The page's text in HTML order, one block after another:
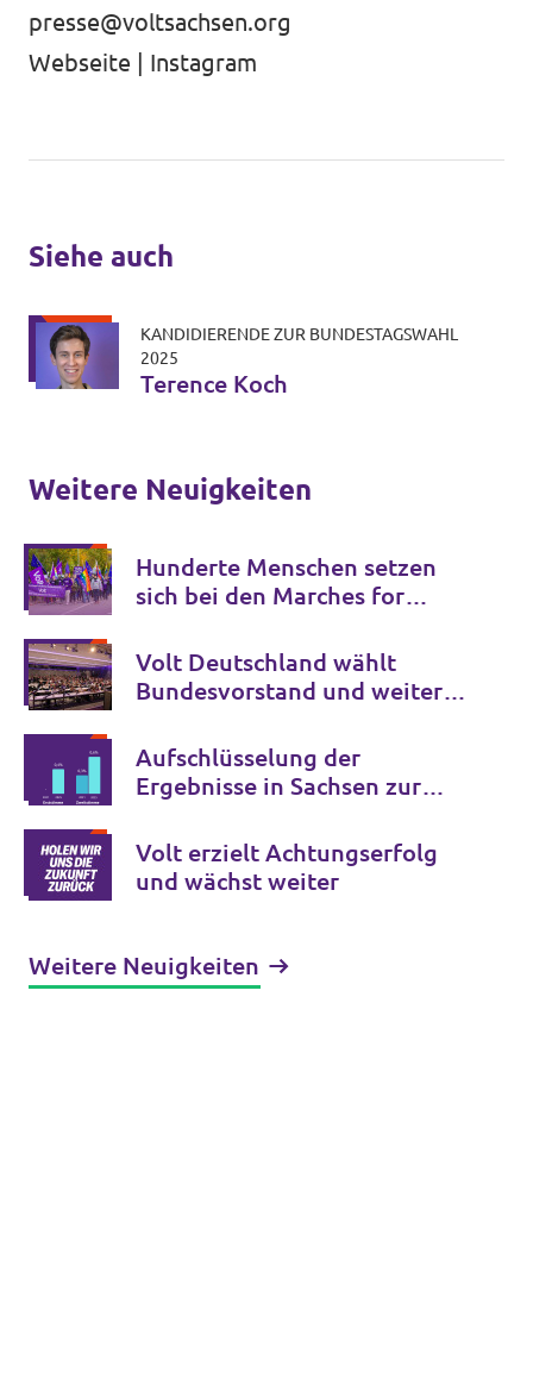
presse@voltsachsen.org
Webseite
Instagram
Siehe auch
KANDIDIERENDE ZUR BUNDESTAGSWAHL
2025
Terence Koch
Weitere Neuigkeiten
Hunderte Menschen setzen
sich bei den Marches for
Grenzkontrollen in Europa ein
Volt Deutschland wählt
Bundesvorstand und weitere
kommenden Jahre
Aufschlüsselung der
Ergebnisse in Sachsen zur
Volt erzielt Achtungserfolg
und wächst weiter
Weitere Neuigkeiten